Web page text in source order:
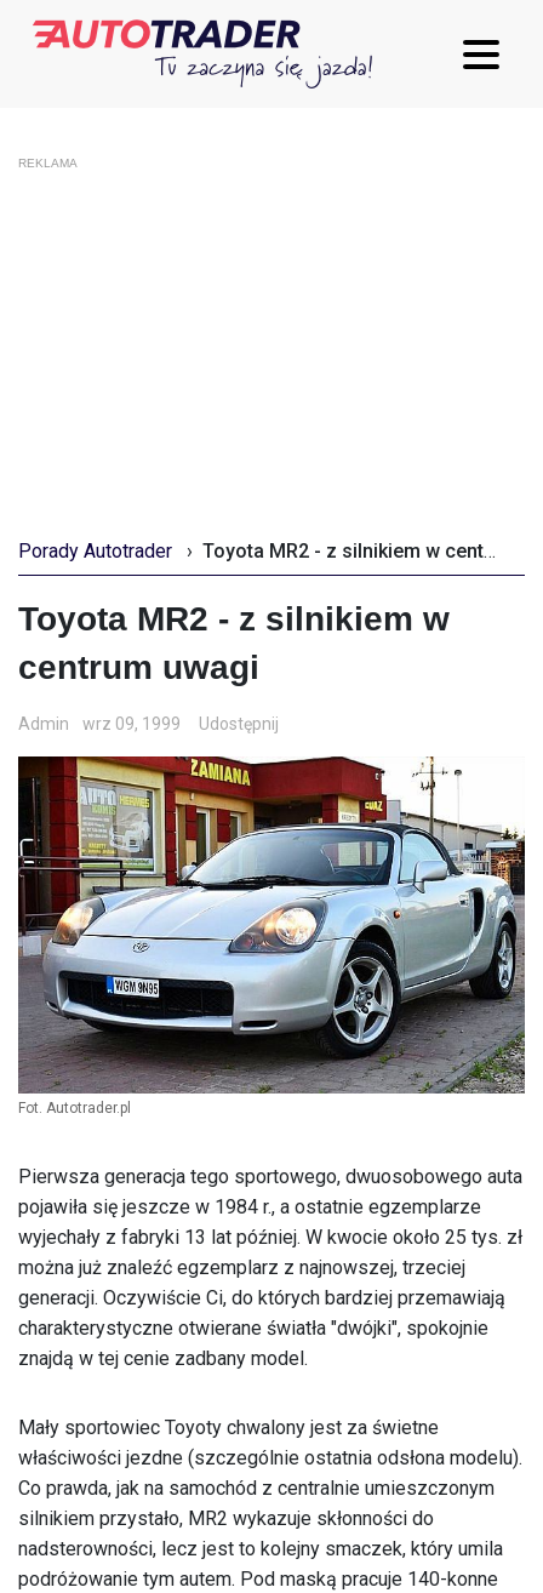
REKLAMA
Porady Autotrader › Toyota MR2 - z silnikiem w centrum uwagi
Toyota MR2 - z silnikiem w
centrum uwagi
Admin wrz 09, 1999 Udostępnij
Fot. Autotrader.pl
Pierwsza generacja tego sportowego, dwuosobowego auta
pojawiła się jeszcze w 1984 r., a ostatnie egzemplarze
wyjechały z fabryki 13 lat później. W kwocie około 25 tys. zł
można już znaleźć egzemplarz z najnowszej, trzeciej
generacji. Oczywiście Ci, do których bardziej przemawiają
charakterystyczne otwierane światła "dwójki", spokojnie
znajdą w tej cenie zadbany model.
Mały sportowiec Toyoty chwalony jest za świetne
właściwości jezdne (szczególnie ostatnia odsłona modelu).
Co prawda, jak na samochód z centralnie umieszczonym
silnikiem przystało, MR2 wykazuje skłonności do
nadsterowności, lecz jest to kolejny smaczek, który umila
podróżowanie tym autem. Pod maską pracuje 140-konne